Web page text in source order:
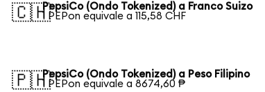
🇨🇭PepsiCo (Ondo Tokenized) a Franco Suizo
1 PEPon equivale a 115,58 CHF
🇵🇭PepsiCo (Ondo Tokenized) a Peso Filipino
1 PEPon equivale a 8674,60 ₱